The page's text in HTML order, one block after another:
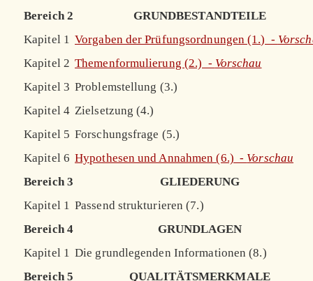
Bereich 2
GRUNDBESTANDTEILE
Kapitel 1 Vorgaben der Prüfungsordnungen (1.) -
Kapitel 2 Themenformulierung (2.) - Vorschau
Kapitel 3 Problemstellung (3.)
Kapitel 4 Zielsetzung (4.)
Kapitel 5 Forschungsfrage (5.)
Kapitel 6 Hypothesen und Annahmen (6.) - Vorschau
Bereich 3
GLIEDERUNG
Kapitel 1 Passend strukturieren (7.)
Bereich 4
GRUNDLAGEN
Kapitel 1 Die grundlegenden Informationen (8.)
Bereich 5
QUALITÄTSMERKMALE